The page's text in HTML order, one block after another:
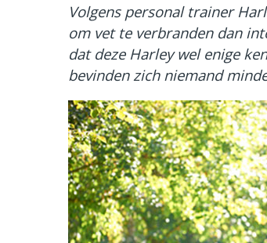
Volgens personal trainer
om vet te verbranden dan
dat deze Harley wel enige
bevinden zich niemand